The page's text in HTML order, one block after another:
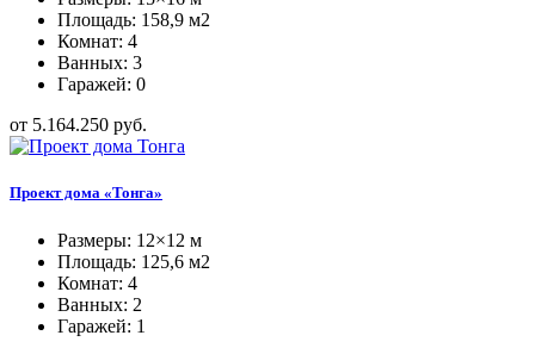
Площадь: 158,9 м2
Комнат: 4
Ванных: 3
Гаражей: 0
от 5.164.250 руб.
Проект дома «Тонга»
Размеры: 12×12 м
Площадь: 125,6 м2
Комнат: 4
Ванных: 2
Гаражей: 1